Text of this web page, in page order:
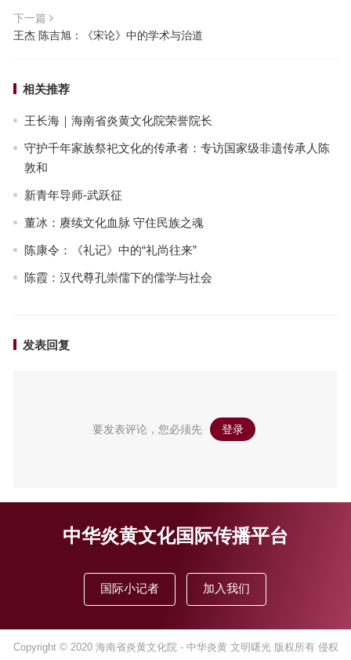
下一篇
王杰 陈吉旭：《宋论》中的学术与治道
相关推荐
王长海｜海南省炎黄文化院荣誉院长
守护千年家族祭祀文化的传承者：专访国家级非遗传承人陈
敦和
新青年导师-武跃征
董冰：赓续文化血脉 守住民族之魂
陈康令：《礼记》中的“礼尚往来”
陈霞：汉代尊孔崇儒下的儒学与社会
发表回复
要发表评论，您必须先 登录 。
中华炎黄文化国际传播平台
国际小记者 加入我们
Copyright © 2020 海南省炎黄文化院- 中华炎黄 文明曙光 版权所有 侵权